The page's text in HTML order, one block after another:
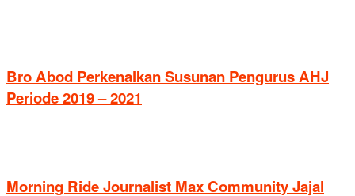
Bro Abod Perkenalkan Susunan Pengurus AHJ
Periode 2019 – 2021
Morning Ride Journalist Max Community Jajal